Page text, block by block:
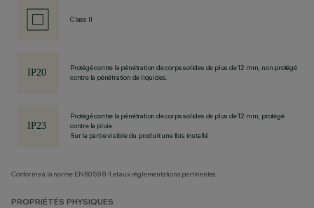
Class II
Protégé contre la pénétration de corps solides de plus de 12 mm, non protégé
contre la pénétration de liquides.
Protégé contre la pénétration de corps solides de plus de 12 mm, protégé
contre la pluie.
Sur la partie visible du produit une fois installé
Conforme à la norme EN60598-1 et aux réglementations pertinentes.
PROPRIÉTÉS PHYSIQUES